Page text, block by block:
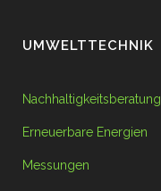
UMWELTTECHNIK
Nachhaltigkeitsberatung
Erneuerbare Energien
Messungen